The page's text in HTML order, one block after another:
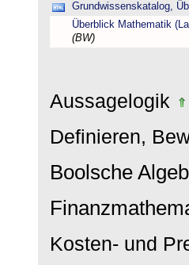
Grundwissenskatalog,
Überblick Mathematik
(BW)
Aussagelogik
Definieren,
Boolsche
Kosten- und